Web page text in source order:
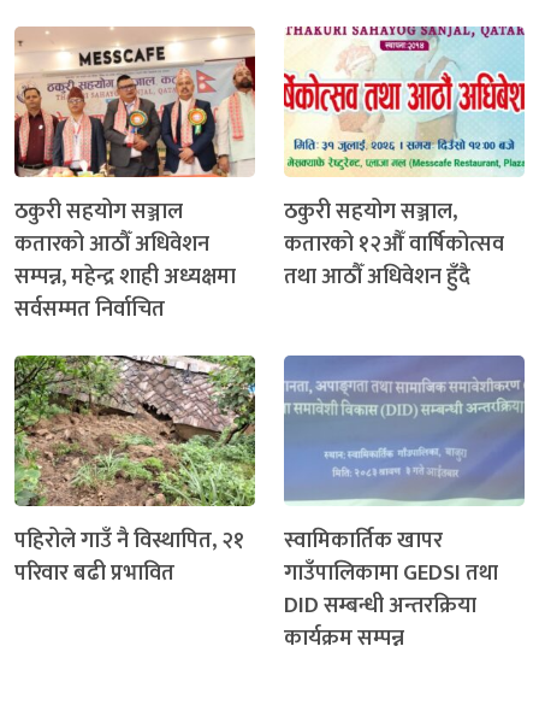
ठकुरी सहयोग सञ्जाल
कतारको आठौँ अधिवेशन
सम्पन्न, महेन्द्र शाही अध्यक्षमा
सर्वसम्मत निर्वाचित
ठकुरी सहयोग सञ्जाल,
कतारको १२औँ वार्षिकोत्सव
तथा आठौँ अधिवेशन हुँदै
पहिरोले गाउँ नै विस्थापित, २१
परिवार बढी प्रभावित
स्वामिकार्तिक खापर
गाउँपालिकामा GEDSI तथा
DID सम्बन्धी अन्तरक्रिया
कार्यक्रम सम्पन्न